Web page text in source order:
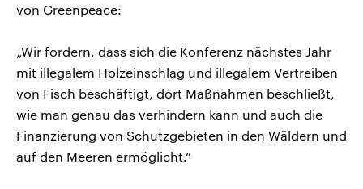
von Greenpeace:
„Wir fordern, dass sich die Konferenz nächstes Jahr
mit illegalem Holzeinschlag und illegalem Vertreiben
von Fisch beschäftigt, dort Maßnahmen beschließt,
wie man genau das verhindern kann und auch die
Finanzierung von Schutzgebieten in den Wäldern und
auf den Meeren ermöglicht.“